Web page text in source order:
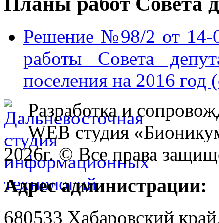
Решение №98/2 от 14-
работы Совета
поселения на 2016 год
Разработка и
WEB студия
2026г. © Все права
Адрес администрации:
680533 Хабаровский